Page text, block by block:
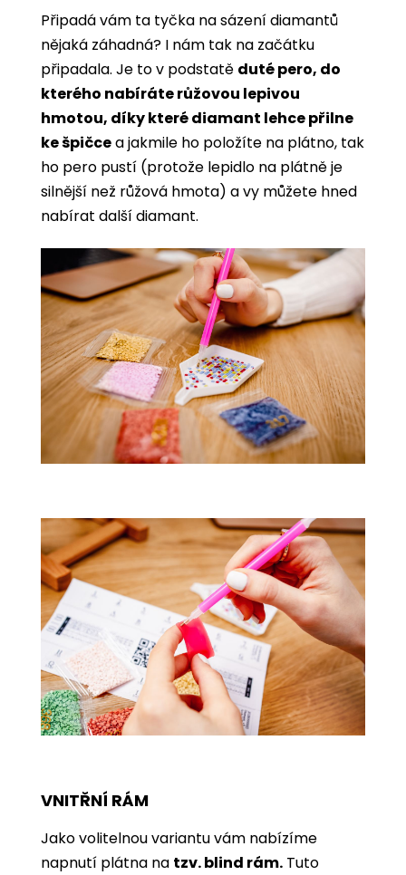
Připadá vám ta tyčka na sázení diamantů
nějaká záhadná? I nám tak na začátku
připadala. Je to v podstatě duté pero, do
kterého nabíráte růžovou lepivou
hmotou, díky které diamant lehce přilne
ke špičcea jakmile ho položíte na plátno, tak
ho pero pustí (protože lepidlo na plátně je
silnější než růžová hmota) a vy můžete hned
nabírat další diamant.
VNITŘNÍ RÁM
Jako volitelnou variantu vám nabízíme
napnutí plátna na tzv. blind rám. Tuto